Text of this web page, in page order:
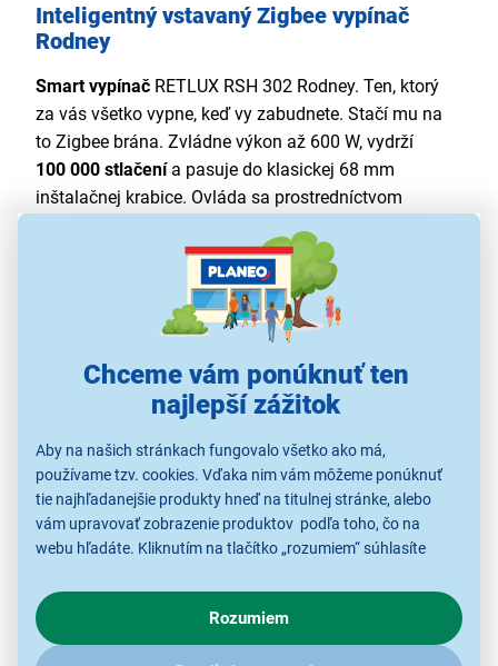
Chceme vám ponúknuť ten
najlepší zážitok
Aby na našich stránkach fungovalo všetko ako má,
používame tzv. cookies. Vďaka nim vám môžeme ponúknuť
tie najhľadanejšie produkty hneď na titulnej stránke, alebo
vám upravovať zobrazenie produktov podľa toho, čo na
webu hľadáte. Kliknutím na tlačítko „rozumiem“ súhlasíte
o chovaní na webe pre zobrazovaní cielených reklám.
V prípade že vás zaujímajú detaily, ako u nás s cookies a
ďalšími údaji pracujeme, kliknitesem.
Rozumiem
Inteligentný vstavaný Zigbee vypínač
Rodney
Smart vypínač RETLUX RSH 302 Rodney. Ten, ktorý
za vás všetko vypne, keď vy zabudnete. Stačí mu na
to Zigbee brána. Zvládne výkon až 600 W, vydrží
100 000 stlačenía pasuje do klasickej 68 mm
inštalačnej krabice. Ovláda sa prostredníctvom
pomocou skratiek Siri.
Inteligentná domácnosť bez
inteligentných spotrebičov
Inteligentnú domácnosť